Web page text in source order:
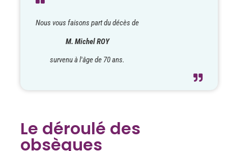
Nous vous faisons part du décès de
M. Michel ROY
survenu à l'âge de 70 ans.
Le déroulé des
obsèques